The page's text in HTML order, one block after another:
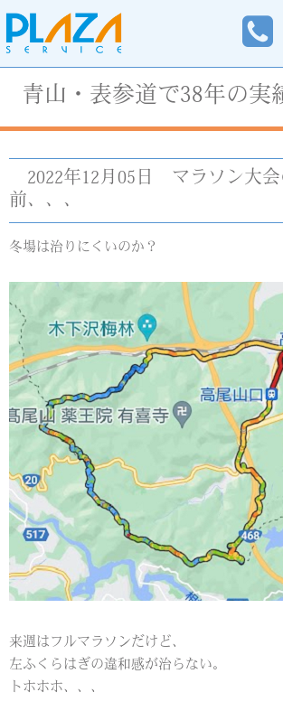
青山・表参道で38年の実
2022年12月05日
マラソン大
前、、、
冬場は治りにくいのか？
来週はフルマラソンだけど、
左ふくらはぎの違和感が治らない。
トホホホ、、、